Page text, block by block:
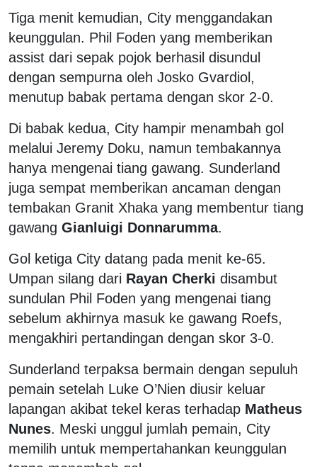
Tiga menit kemudian, City menggandakan
keunggulan. Phil Foden yang memberikan
assist dari sepak pojok berhasil disundul
dengan sempurna oleh Josko Gvardiol,
menutup babak pertama dengan skor 2-0.
Di babak kedua, City hampir menambah gol
melalui Jeremy Doku, namun tembakannya
hanya mengenai tiang gawang. Sunderland
juga sempat memberikan ancaman dengan
tembakan Granit Xhaka yang membentur tiang
gawang Gianluigi Donnarumma.
Gol ketiga City datang pada menit ke-65.
Umpan silang dari Rayan Cherki disambut
sundulan Phil Foden yang mengenai tiang
sebelum akhirnya masuk ke gawang Roefs,
mengakhiri pertandingan dengan skor 3-0.
Sunderland terpaksa bermain dengan sepuluh
pemain setelah Luke O’Nien diusir keluar
lapangan akibat tekel keras terhadap Matheus
Nunes. Meski unggul jumlah pemain, City
memilih untuk mempertahankan keunggulan